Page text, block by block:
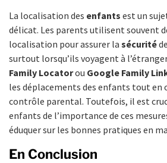
La localisation des enfants est un
délicat. Les parents utilisent souvent
localisation pour assurer la sécurité
surtout lorsqu’ils voyagent à
Family Locatorou Google Family
les déplacements des enfants tout en
contrôle parental. Toutefois, il est
enfants de l’importance de ces
éduquer sur les bonnes pratiques en
En Conclusion